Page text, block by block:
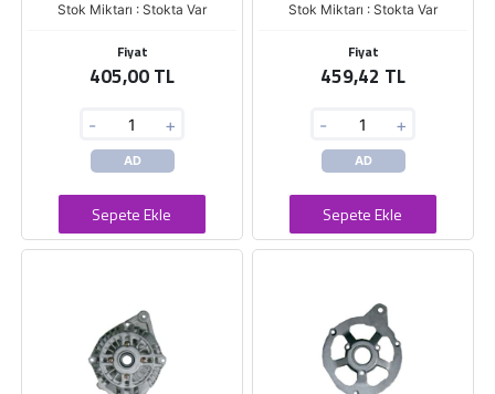
Stok Miktarı : Stokta Var
Fiyat
405,00 TL
- +
AD
Sepete Ekle
Stok Miktarı : Stokta Var
Fiyat
459,42 TL
- +
AD
Sepete Ekle